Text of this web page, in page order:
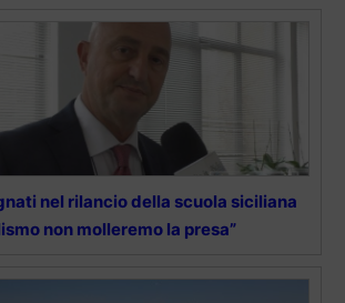
nel rilancio della scuola siciliana
non molleremo la presa”